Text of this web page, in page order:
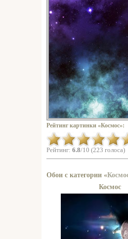
Рейтинг картинки «Космос»:
Рейтинг: 6.8/10 (223 голоса)
Обои с категории «
Космос